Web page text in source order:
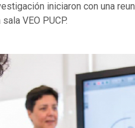
iniciaron con una
VEO PUCP.